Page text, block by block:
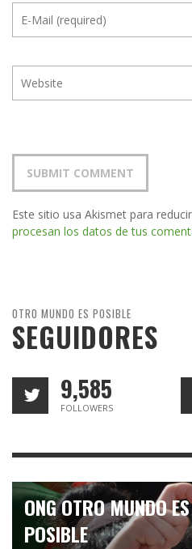
Este sitio usa Akismet para
procesan los datos de tus
OTRO MUNDO ES POSIBLE
SEGUIDORES
9,585
FOLLOWERS
ONG OTRO MUNDO ES
POSIBLE